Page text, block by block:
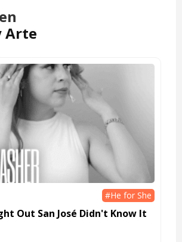
Arte
#He for She
Out San José Didn't Know It